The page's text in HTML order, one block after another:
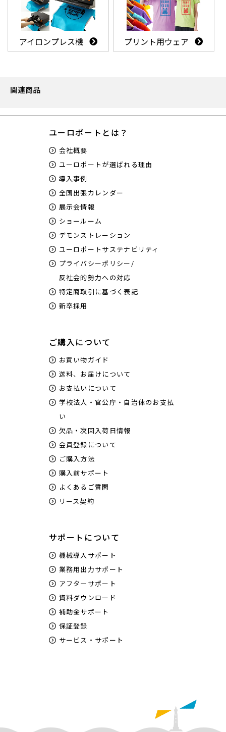
アイロンプレス機 プリント用ウェア
関連商品
ユーロポートとは？
会社概要
ユーロポートが選ばれる理由
導入事例
全国出張カレンダー
展示会情報
ショールーム
デモンストレーション
ユーロポートサステナビリティ
プライバシーポリシー/
反社会的勢力への対応
特定商取引に基づく表記
新卒採用
ご購入について
お買い物ガイド
送料、お届けについて
お支払いについて
学校法人・官公庁・自治体のお支払
い
欠品・次回入荷日情報
会員登録について
ご購入方法
購入前サポート
よくあるご質問
リース契約
サポートについて
機械導入サポート
業務用出力サポート
アフターサポート
資料ダウンロード
補助金サポート
保証登録
サービス・サポート